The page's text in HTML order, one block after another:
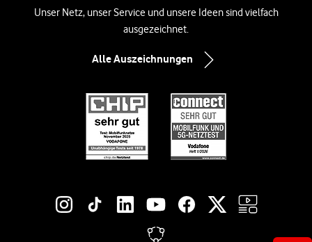
Unser Netz, unser Service und unsere Ideen sind vielfach
ausgezeichnet.
Alle Auszeichnungen
Social-Media-Links